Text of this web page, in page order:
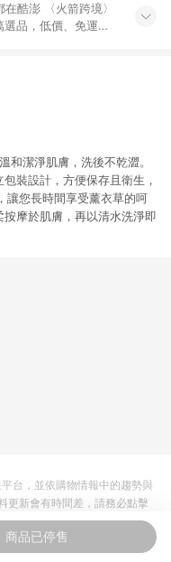
酷澎 〈火箭跨境〉
選品，低價、免運，
跨境優質選品不限金
和潔淨肌膚，洗後不乾澀。
裝設計，方便保存且衛生，
讓您長時間享受薰衣草的呵
摩於肌膚，再以清水洗淨即
商品已停售
台，並依購物情報中的趨勢與
更新會有時間差，請務必點擊
，一切資訊以合作廠商網頁為